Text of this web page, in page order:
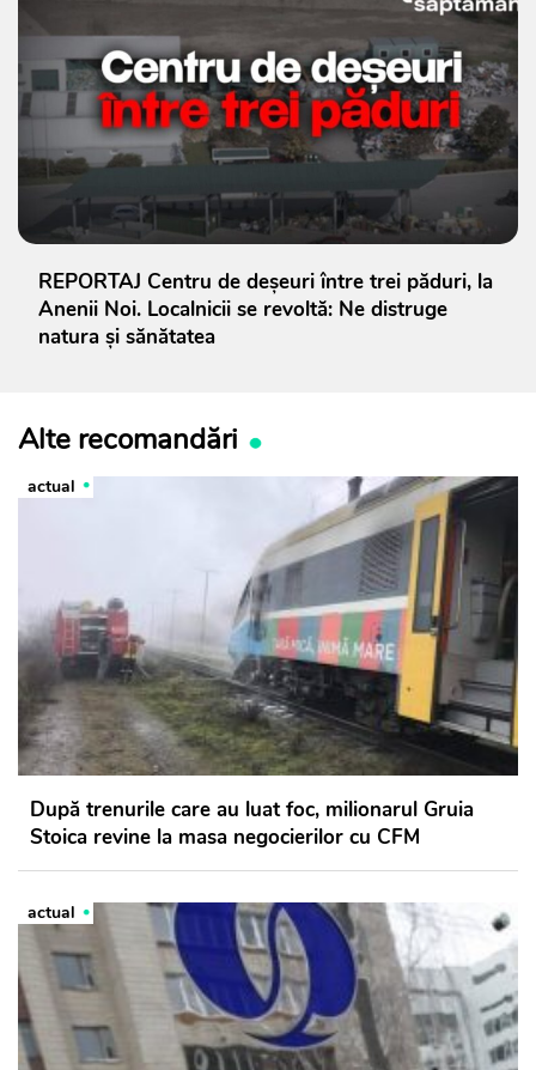
REPORTAJ Centru de deșeuri între trei păduri, la
Anenii Noi. Localnicii se revoltă: Ne distruge
natura și sănătatea
Alte recomandări
actual
După trenurile care au luat foc, milionarul Gruia
Stoica revine la masa negocierilor cu CFM
actual